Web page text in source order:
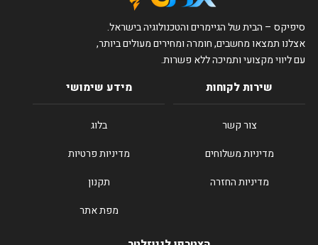
סיפיקס – הבית של הגיימרים והטכנולוגיה בישראל.
אצלנו תמצאו מחשבים, חומרה ומחירים מעולים ביותר,
עם ליווי מקצועי ותמיכה ללא פשרות.
שירות לקוחות
צור קשר
מדיניות משלוחים
מדיניות החזרה
מידע שימושי
בלוג
מדיניות פרטיות
תקנון
מפת אתר